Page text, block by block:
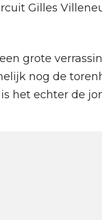
Gilles
grote
nog de
het echter de